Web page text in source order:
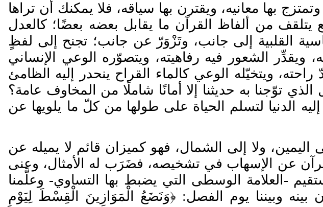
بها معانيه، ويقترن بها سياقه، فلا يمكنك أن تراها
من ألفاظ القرآن ما يقابل بعضه بعضًا؛ كالعدل
القلبية إلى جانب، وتزْور عن جانب؛ تجنح إلى لفظٍ
ويقدر الشعور فيه رفاهيته، ويتصوره الوعي الإنساني
راحته، ويتخيله الوعي كالماء القراح ينحدر إليه الظامئ
توّجنا به حديثنا إلا أمانًا شاملًا من المخاوف عامة؟
الدنيا لتسلم الحياة على طولها من كلّ ما يلويها عن
ولا إلى الشمال، فهو كميزان قائم لا يميله عن
عن الإسهاب في تشخيصه، فضرب له الأمثال، وعنى
-العلامة الوسطى التي يضبط بها التساوي- وعلَّمنا
بينه وبيننا يوم الفصل: ﴿وَنَضَعُ الْمَوَازِينَ الْقِسْطَ لِيَوْمِ